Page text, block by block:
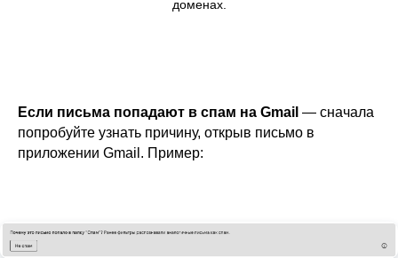
доменах.
Если письма попадают в спам на Gmail — сначала
попробуйте узнать причину, открыв письмо в
приложении Gmail. Пример: